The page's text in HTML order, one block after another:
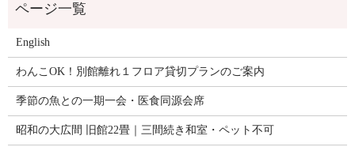
English
わんこOK！別館離れ１フロア貸切プランのご案内
季節の魚との一期一会・医食同源会席
昭和の大広間 旧館22畳｜三間続き和室・ペット不可